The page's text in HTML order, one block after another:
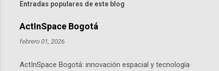
Entradas populares de este blog
ActInSpace Bogotá
febrero 01, 2026
ActInSpace Bogotá: innovación espacial y tecnología